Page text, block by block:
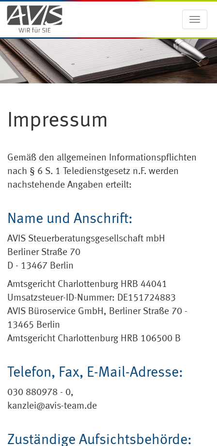
Toggle
Impressum
Gemäß den allgemeinen Informationspflichten
nach § 6 S. 1 Teledienstgesetz n.F. werden
nachstehende Angaben erteilt:
Name und Anschrift:
AVIS Steuerberatungsgesellschaft mbH
Berliner Straße 70
D - 13467 Berlin
Amtsgericht Charlottenburg HRB 44041
Umsatzsteuer-ID-Nummer: DE151724883
AVIS Büroservice GmbH, Berliner Straße 70 -
13465 Berlin
Amtsgericht Charlottenburg HRB 106500 B
Telefon, Fax, E-Mail-Adresse:
030 880978 - 0,
kanzlei@avis-team.de
Zuständige Aufsichtsbehörde: